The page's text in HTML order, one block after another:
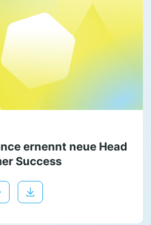
ernennt neue Head
Success